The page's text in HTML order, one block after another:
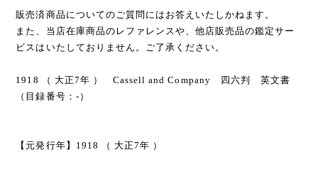
販売済商品についてのご質問にはお答えいたしかねます。
また、当店在庫商品のレファレンスや、他店販売品の鑑定サー
ビスはいたしておりません。ご了承ください。
1918 （ 大正7年 ） Cassell and Company 四六判 英文書
（目録番号：-）
【元発行年】1918 （ 大正7年 ）